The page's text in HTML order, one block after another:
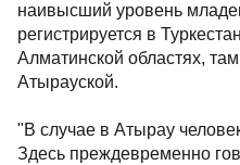
наивысший уровень
регистрируется в
Алматинской областях,
Атырауской.
"В случае в Атырау
Здесь преждевременно